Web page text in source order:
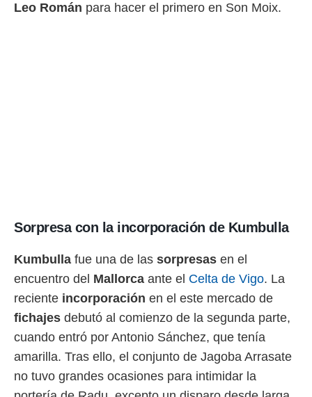
un
medir el
de la
o a través
de
de
con el
Leo Román para hacer el primero en Son Moix.
Sorpresa con la incorporación de Kumbulla
Kumbulla fue una de las sorpresas en el
encuentro del Mallorca ante el Celta de Vigo. La
reciente incorporación en el este mercado de
fichajes debutó al comienzo de la segunda parte,
cuando entró por Antonio Sánchez, que tenía
amarilla. Tras ello, el conjunto de Jagoba Arrasate
no tuvo grandes ocasiones para intimidar la